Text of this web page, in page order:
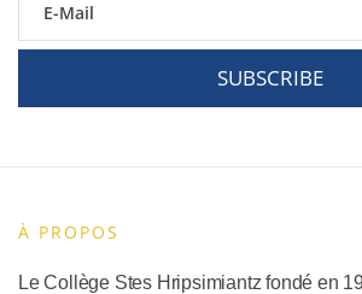
SUBSCRIBE
À PROPOS
Le Collège Stes Hripsimiantz fondé en